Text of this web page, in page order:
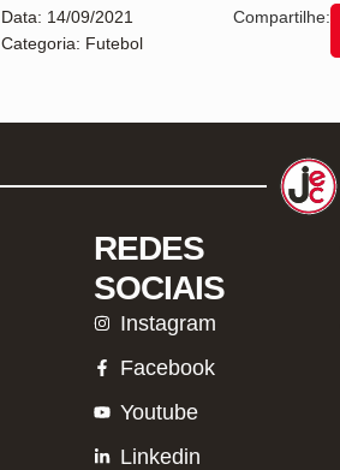
Data: 14/09/2021
Categoria: Futebol
Compartilhe:
REDES
SOCIAIS
Instagram
Facebook
Youtube
Linkedin